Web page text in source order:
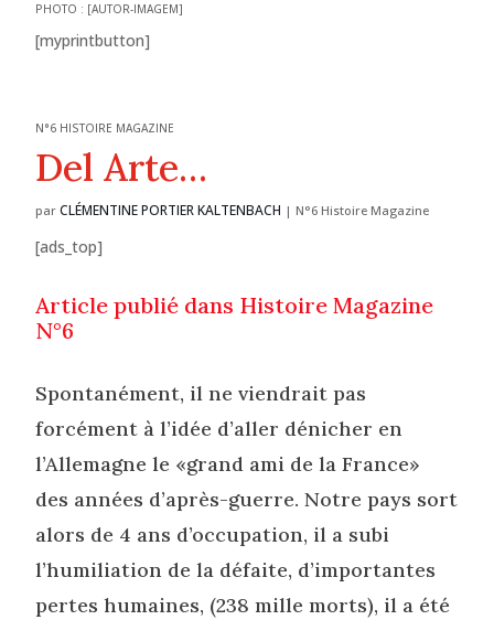
PHOTO : [AUTOR-IMAGEM]
[myprintbutton]
N°6 HISTOIRE MAGAZINE
Del Arte…
parCLÉMENTINE PORTIER KALTENBACH | N°6 Histoire Magazine
[ads_top]
Article publié dans Histoire Magazine
N°6
Spontanément, il ne viendrait pas
forcément à l’idée d’aller dénicher en
l’Allemagne le «grand ami de la France»
des années d’après-guerre. Notre pays sort
alors de 4 ans d’occupation, il a subi
l’humiliation de la défaite, d’importantes
pertes humaines, (238 mille morts), il a été